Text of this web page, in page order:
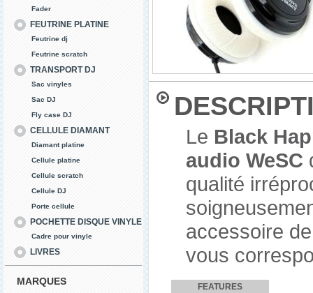
Fader
FEUTRINE PLATINE
Feutrine dj
Feutrine scratch
TRANSPORT DJ
Sac vinyles
Sac DJ
Fly case DJ
CELLULE DIAMANT
Diamant platine
Cellule platine
Cellule scratch
Cellule DJ
Porte cellule
POCHETTE DISQUE VINYLE
Cadre pour vinyle
LIVRES
MARQUES
Le Black
audio WeSC
qualité
accessoire
vous
FEATURES